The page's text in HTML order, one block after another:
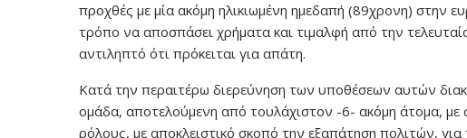
προχθές με μία ακόμη ηλικιωμένη ημεδαπή (89χρονη) στην
τρόπο να αποσπάσει χρήματα και τιμαλφή από την
αντιληπτό ότι πρόκειται για απάτη.
Κατά την περαιτέρω διερεύνηση των υποθέσεων αυτών
ομάδα, αποτελούμενη από τουλάχιστον -6- ακόμη άτομα, με
ρόλους, με αποκλειστικό σκοπό την εξαπάτηση πολιτών,